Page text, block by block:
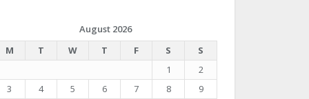
August 2026
M
T W T F S
S
1
2
3
4 5 6 7 8
9